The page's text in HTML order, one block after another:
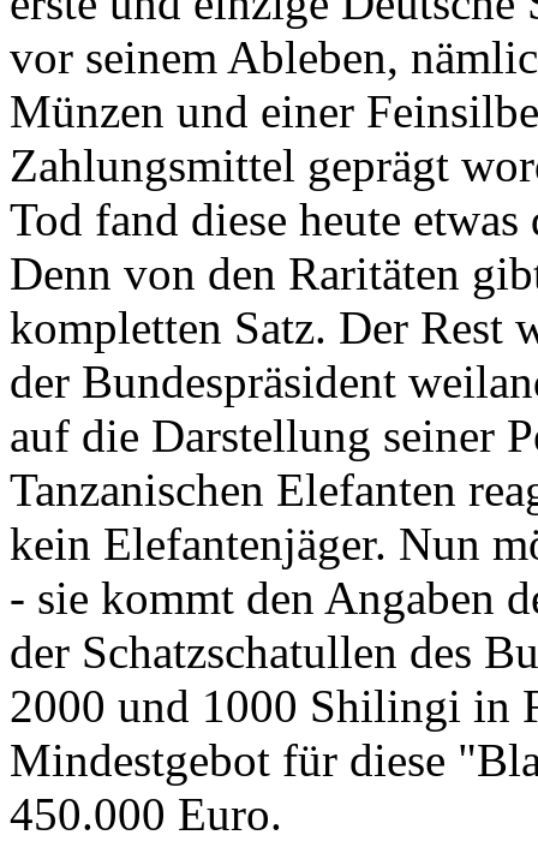
vor seinem Ableben,
Münzen und einer
Zahlungsmittel geprägt
Tod fand diese heute
Denn von den Raritäten
kompletten Satz. Der Rest
der Bundespräsident
auf die Darstellung seiner
Tanzanischen Elefanten
kein Elefantenjäger. Nun
- sie kommt den Angaben
der Schatzschatullen des
2000 und 1000 Shilingi in
Mindestgebot für diese
450.000 Euro.